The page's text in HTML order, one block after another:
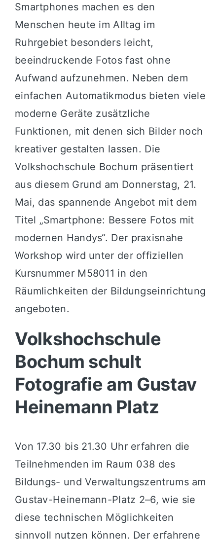
Smartphones machen es den
Menschen heute im Alltag im
Ruhrgebiet besonders leicht,
beeindruckende Fotos fast ohne
Aufwand aufzunehmen. Neben dem
einfachen Automatikmodus bieten viele
moderne Geräte zusätzliche
Funktionen, mit denen sich Bilder noch
kreativer gestalten lassen. Die
Volkshochschule Bochum präsentiert
aus diesem Grund am Donnerstag, 21.
Mai, das spannende Angebot mit dem
Titel „Smartphone: Bessere Fotos mit
modernen Handys“. Der praxisnahe
Workshop wird unter der offiziellen
Kursnummer M58011 in den
Räumlichkeiten der Bildungseinrichtung
angeboten.
Volkshochschule
Bochum schult
Fotografie am Gustav
Heinemann Platz
Von 17.30 bis 21.30 Uhr erfahren die
Teilnehmenden im Raum 038 des
Bildungs- und Verwaltungszentrums am
Gustav-Heinemann-Platz 2–6, wie sie
diese technischen Möglichkeiten
sinnvoll nutzen können. Der erfahrene